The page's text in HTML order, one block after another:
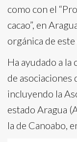
como con el
cacao”, en
orgánica de
Ha ayudado a
de asociaciones
incluyendo la
estado Aragua
la de Canoabo,